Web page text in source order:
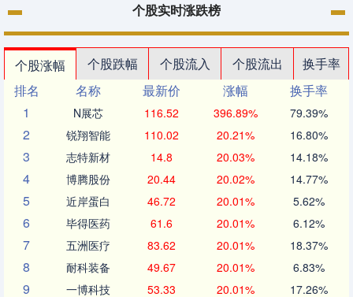
个股实时涨跌榜
个股涨幅 个股跌幅 个股流入 个股流出
换手率
排名
名称 最新价 涨幅
换手率
1
N展芯 116.52 396.89% 79.39%
2 锐翔智能 110.02 20.21% 16.80%
3 志特新材 14.8 20.03% 14.18%
4 博腾股份 20.44 20.02% 14.77%
5 近岸蛋白 46.72 20.01% 5.62%
6 毕得医药 61.6 20.01% 6.12%
7 五洲医疗 83.62 20.01% 18.37%
8 耐科装备 49.67 20.01% 6.83%
9 一博科技 53.33 20.01% 17.26%